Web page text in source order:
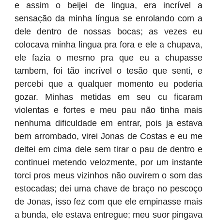
e assim o beijei de lingua, era incrível a
sensação da minha língua se enrolando com a
dele dentro de nossas bocas; as vezes eu
colocava minha lingua pra fora e ele a chupava,
ele fazia o mesmo pra que eu a chupasse
tambem, foi tão incrível o tesão que senti, e
percebi que a qualquer momento eu poderia
gozar. Minhas metidas em seu cu ficaram
violentas e fortes e meu pau não tinha mais
nenhuma dificuldade em entrar, pois ja estava
bem arrombado, virei Jonas de Costas e eu me
deitei em cima dele sem tirar o pau de dentro e
continuei metendo velozmente, por um instante
torci pros meus vizinhos não ouvirem o som das
estocadas; dei uma chave de braço no pescoço
de Jonas, isso fez com que ele empinasse mais
a bunda, ele estava entregue; meu suor pingava